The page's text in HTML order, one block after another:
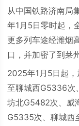
从中国铁路济南局
年1月5日零时起，
更多列车途经潍烟
口，并加密了到莱
2025年1月5日起
至聊城西G5336次
坊北G5482次、威
G5335次、聊城西